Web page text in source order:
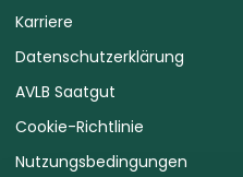
Karriere
Datenschutzerklärung
AVLB Saatgut
Cookie-Richtlinie
Nutzungsbedingungen